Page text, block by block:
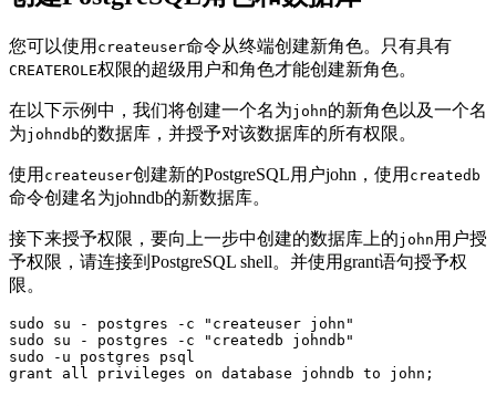
您可以使用 createuser命令从终端创建新角色。只有具有
CREATEROLE权限的超级用户和角色才能创建新角色。
在以下示例中，我们将创建一个名为john的新角色以及一个名
为johndb的数据库，并授予对该数据库的所有权限。
使用 createuser创建新的PostgreSQL用户john，使用 createdb
命令创建名为johndb的新数据库。
接下来授予权限，要向上一步中创建的数据库上的john 用户授
予权限，请连接到PostgreSQL shell。并使用grant语句授予权
限。
sudo su - postgres -c "createuser john"
sudo su - postgres -c "createdb johndb"
sudo -u postgres psql
grant all privileges on database johndb to john;